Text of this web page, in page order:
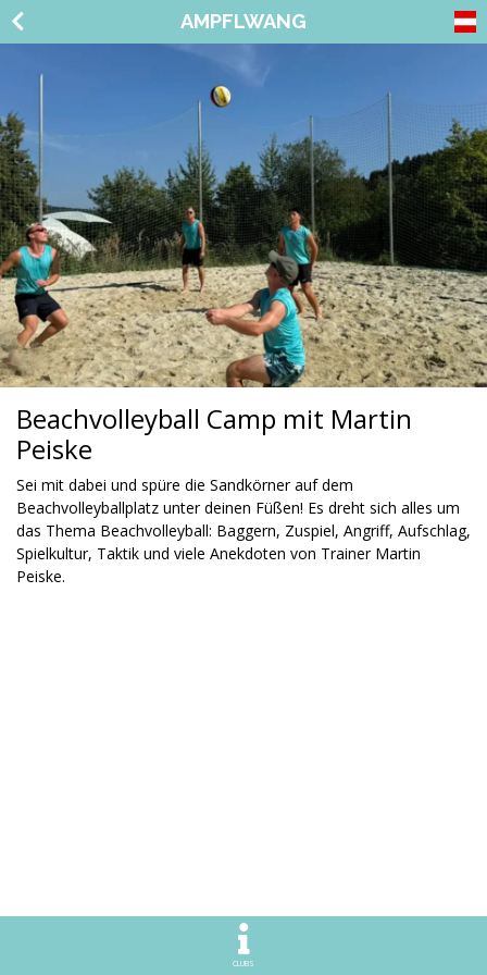
AMPFLWANG
Beachvolleyball Camp mit Martin
Peiske
Sei mit dabei und spüre die Sandkörner auf dem
Beachvolleyballplatz unter deinen Füßen! Es dreht sich alles um
das Thema Beachvolleyball: Baggern, Zuspiel, Angriff, Aufschlag,
Spielkultur, Taktik und viele Anekdoten von Trainer Martin
Peiske.
CLUBS